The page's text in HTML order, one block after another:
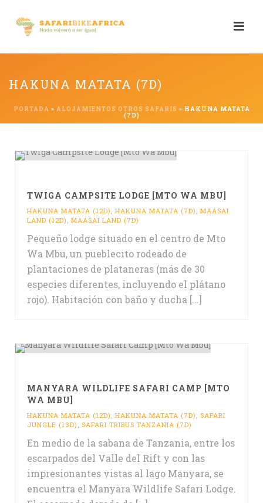
HAKUNA MATATA (7D)
PORTADA » ALOJAMIENTOS OTROS SAFARIS » HAKUNA MATATA
(7D)
TWIGA CAMPSITE LODGE [MTO WA MBU]
HAKUNA MATATA (12D) , HAKUNA MATATA (7D) , MAASAI
LAND (12D) , MAASAI LAND (7D)
Pequeño lodge situado en el centro de Mto
Wa Mbu, un pueblecito rodeado de
plantaciones de plataneras (más de 30
especies diferentes, incluyendo el plátano
rojo). Habitación con baño y ducha [...]
MANYARA WILDLIFE SAFARI CAMP [MTO
WA MBU]
HAKUNA MATATA (12D) , HAKUNA MATATA (7D) , SAFARI
JUNGLE (13D) , SAFARI TRIBUS TANZANIA (7D)
En medio de la sabana de Tanzania, entre los
escarpados del Valle del Rift y con las
impresionantes vistas al lago Manyara, se
encuentra el Manyara Wildlife Safari Lodge.